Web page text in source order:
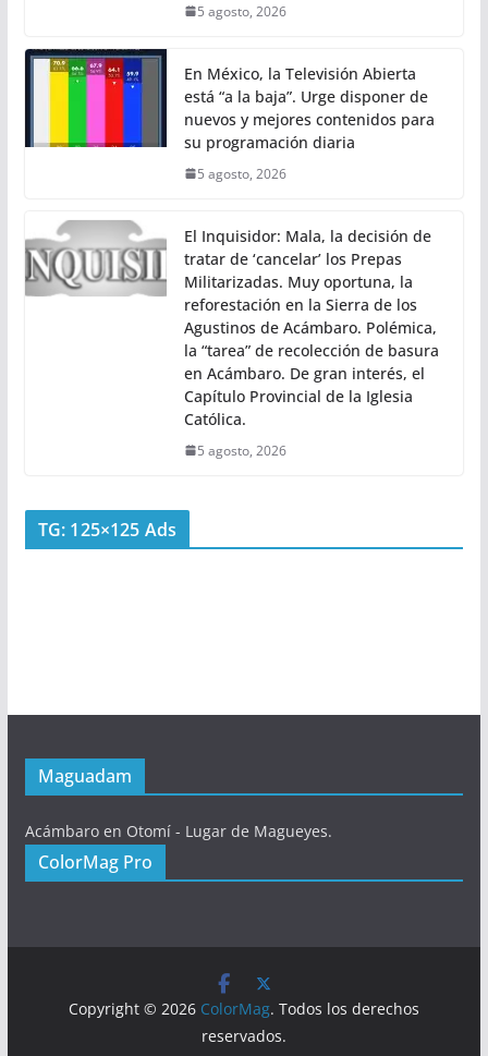
5 agosto, 2026
En México, la Televisión Abierta
está “a la baja”. Urge disponer de
nuevos y mejores contenidos para
su programación diaria
5 agosto, 2026
El Inquisidor: Mala, la decisión de
tratar de ‘cancelar’ los Prepas
Militarizadas. Muy oportuna, la
reforestación en la Sierra de los
Agustinos de Acámbaro. Polémica,
la “tarea” de recolección de basura
en Acámbaro. De gran interés, el
Capítulo Provincial de la Iglesia
Católica.
5 agosto, 2026
TG: 125×125 Ads
Maguadam
Acámbaro en Otomí - Lugar de Magueyes.
ColorMag Pro
Copyright © 2026 ColorMag. Todos los derechos
reservados.